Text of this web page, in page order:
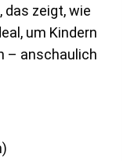
das zeigt, wie
um Kindern
– anschaulich